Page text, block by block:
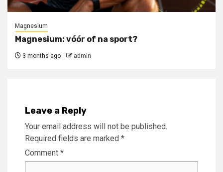
Magnesium
Magnesium: vóór of na sport?
3 months ago admin
Leave a Reply
Your email address will not be published.
Required fields are marked *
Comment *